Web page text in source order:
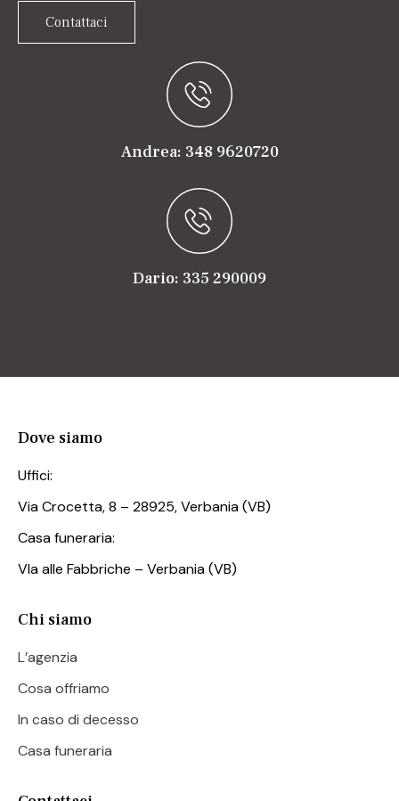
Contattaci
Andrea: 348 9620720
Dario: 335 290009
Dove siamo
Uffici:
Via Crocetta, 8 – 28925, Verbania (VB)
Casa funeraria:
VIa alle Fabbriche – Verbania (VB)
Chi siamo
L’agenzia
Cosa offriamo
In caso di decesso
Casa funeraria